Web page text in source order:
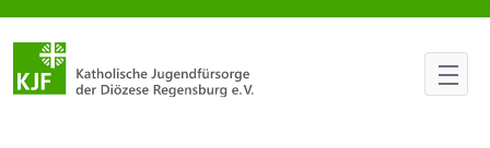
Enge Verbindung mit Caritas